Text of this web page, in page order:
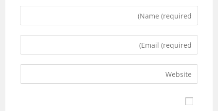
Enter
your
or
username
Enter
your
address
to
Enter
your
website